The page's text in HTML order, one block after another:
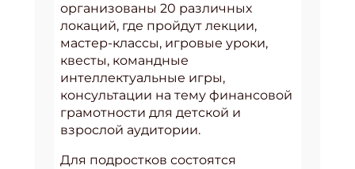
организованы 20 различных
локаций, где пройдут лекции,
мастер-классы, игровые уроки,
квесты, командные
интеллектуальные игры,
консультации на тему финансовой
грамотности для детской и
взрослой аудитории.
Для подростков состоятся